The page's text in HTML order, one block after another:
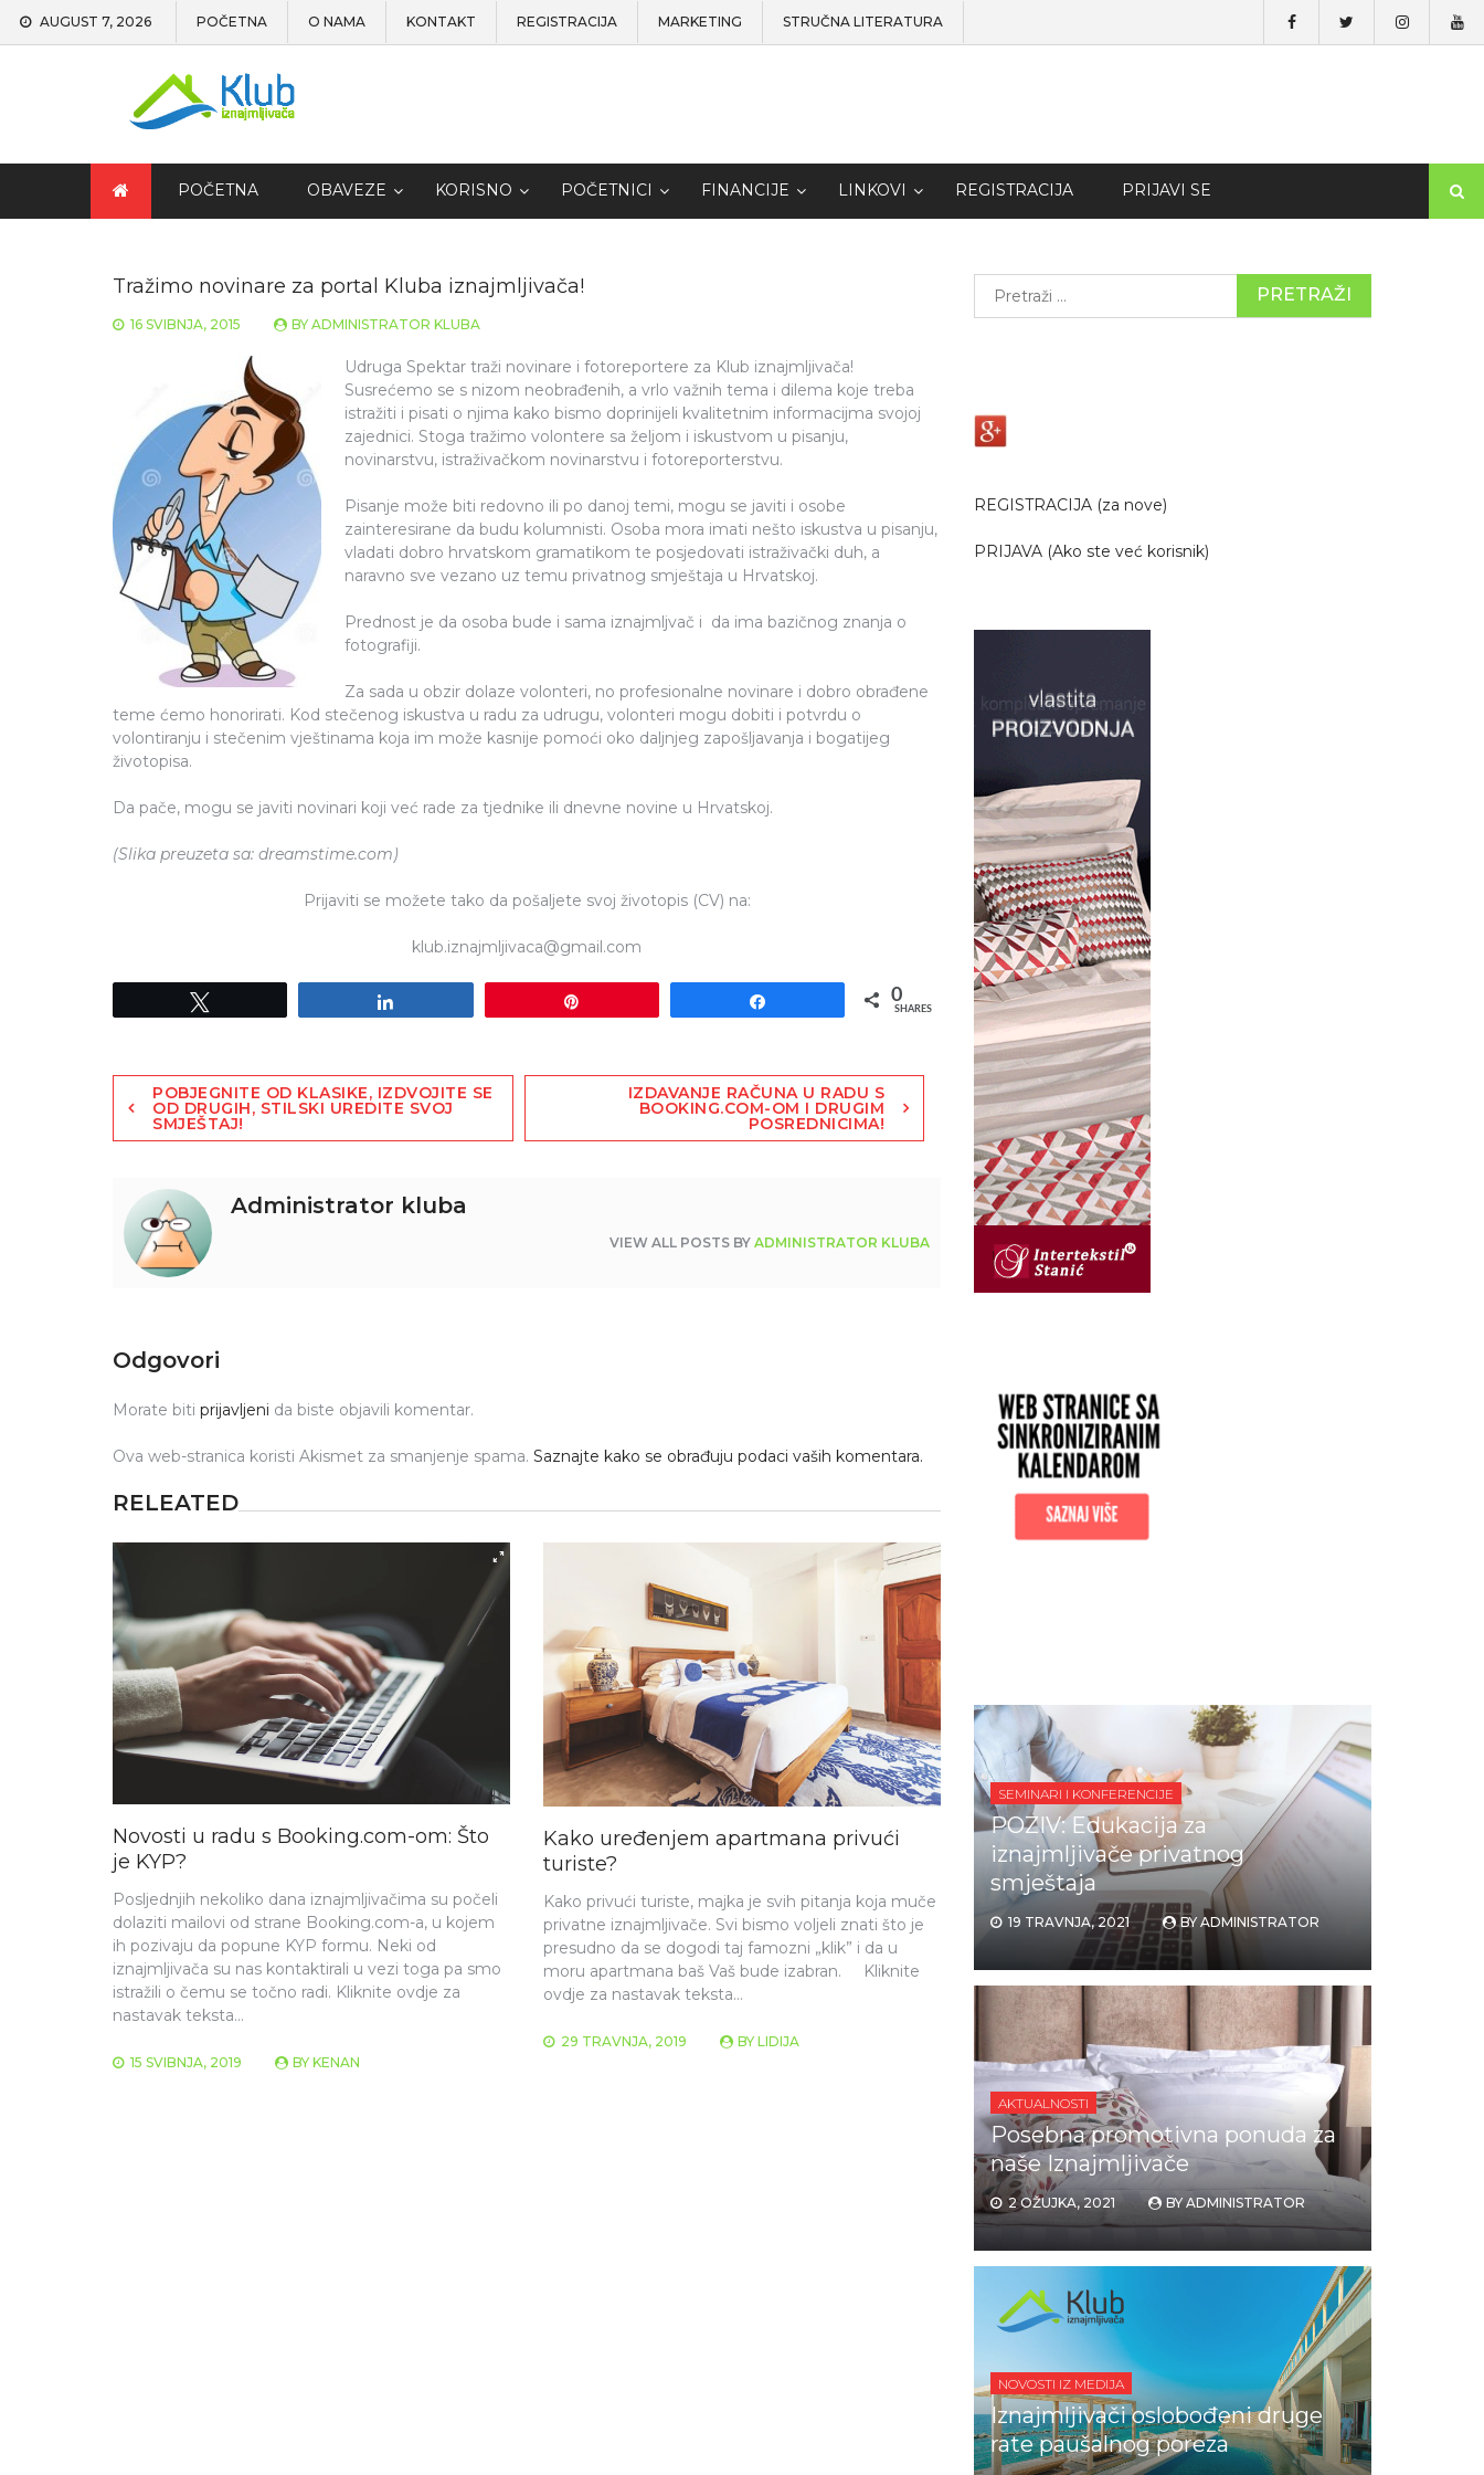
AUGUST 7, 2026 POČETNA O NAMA KONTAKT REGISTRACIJA MARKETING STRUČNA LITERATURA
POČETNA OBAVEZE KORISNO POČETNICI FINANCIJE LINKOVI REGISTRACIJA PRIJAVI SE
Tražimo novinare za portal Kluba iznajmljivača!
16 SVIBNJA, 2015 BY ADMINISTRATOR KLUBA
Udruga Spektar traži novinare i fotoreportere za Klub iznajmljivača!
Susrećemo se s nizom neobrađenih, a vrlo važnih tema i dilema koje treba
istražiti i pisati o njima kako bismo doprinijeli kvalitetnim informacijma svojoj
zajednici. Stoga tražimo volontere sa željom i iskustvom u pisanju,
novinarstvu, istraživačkom novinarstvu i fotoreporterstvu.
Pisanje može biti redovno ili po danoj temi, mogu se javiti i osobe
zainteresirane da budu kolumnisti. Osoba mora imati nešto iskustva u pisanju,
vladati dobro hrvatskom gramatikom te posjedovati istraživački duh, a
naravno sve vezano uz temu privatnog smještaja u Hrvatskoj.
Prednost je da osoba bude i sama iznajmljvač i da ima bazičnog znanja o
fotografiji.
Za sada u obzir dolaze volonteri, no profesionalne novinare i dobro obrađene
teme ćemo honorirati. Kod stečenog iskustva u radu za udrugu, volonteri mogu dobiti i potvrdu o
volontiranju i stečenim vještinama koja im može kasnije pomoći oko daljnjeg zapošljavanja i bogatijeg
životopisa.
Da pače, mogu se javiti novinari koji već rade za tjednike ili dnevne novine u Hrvatskoj.
(Slika preuzeta sa: dreamstime.com)
Prijaviti se možete tako da pošaljete svoj životopis (CV) na:
klub.iznajmljivaca@gmail.com
0
SHARES
POBJEGNITE OD KLASIKE, IZDVOJITE SE
OD DRUGIH, STILSKI UREDITE SVOJ
SMJEŠTAJ!
IZDAVANJE RAČUNA U RADU S
BOOKING.COM-OM I DRUGIM
POSREDNICIMA!
Administrator kluba
VIEW ALL POSTS BYADMINISTRATOR KLUBA
Odgovori
Morate biti prijavljeni da biste objavili komentar.
Ova web-stranica koristi Akismet za smanjenje spama. Saznajte kako se obrađuju podaci vaših komentara.
RELEATED
Novosti u radu s Booking.com-om: Što
je KYP?
Posljednjih nekoliko dana iznajmljivačima su počeli
dolaziti mailovi od strane Booking.com-a, u kojem
ih pozivaju da popune KYP formu. Neki od
iznajmljivača su nas kontaktirali u vezi toga pa smo
istražili o čemu se točno radi.​​ Kliknite ovdje za
nastavak teksta… ​​
15 SVIBNJA, 2019 BY KENAN
Kako uređenjem apartmana privući
turiste?
Kako privući turiste, majka je svih pitanja koja muče
privatne iznajmljivače. Svi bismo voljeli znati što je
presudno da se dogodi taj famozni „klik” i da u
moru apartmana baš Vaš bude izabran. ​​ Kliknite
ovdje za nastavak teksta… ​​
29 TRAVNJA, 2019 BYLIDIJA
REGISTRACIJA (za nove)
PRIJAVA (Ako ste već korisnik)
SEMINARI I KONFERENCIJE
POZIV: Edukacija za
iznajmljivače privatnog
smještaja
19 TRAVNJA, 2021 BYADMINISTRATOR
AKTUALNOSTI
Posebna promotivna ponuda za
naše Iznajmljivače
2 OŽUJKA, 2021 BYADMINISTRATOR
NOVOSTI IZ MEDIJA
Iznajmljivači oslobođeni druge
rate paušalnog poreza